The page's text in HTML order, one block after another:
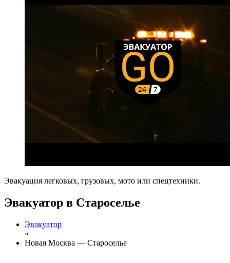
Эвакуация легковых, грузовых, мото или спецтехники.
Эвакуатор в Староселье
Эвакуатор
»
Новая Москва — Староселье